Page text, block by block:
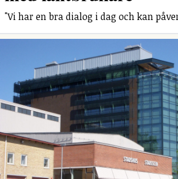
"Vi har en bra dialog i dag och kan